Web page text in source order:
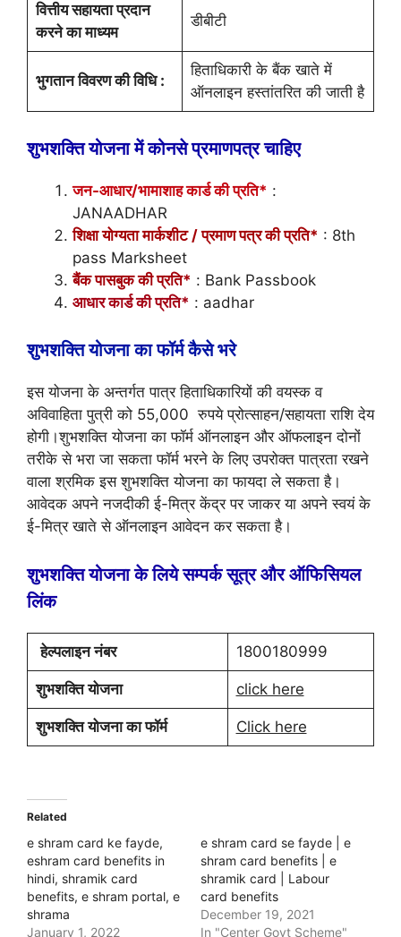
वित्तीय सहायता प्रदान
करने का माध्यम
डीबीटी
भुगतान विवरण की विधि :
हिताधिकारी के बैंक खाते में
ऑनलाइन हस्तांतरित की जाती है
शुभशक्ति योजना में कोनसे प्रमाणपत्र चाहिए
जन-आधार/भामाशाह कार्ड की प्रति* :
JANAADHAR
शिक्षा योग्यता मार्कशीट / प्रमाण पत्र की प्रति* : 8th
pass Marksheet
बैंक पासबुक की प्रति* : Bank Passbook
आधार कार्ड की प्रति* : aadhar
शुभशक्ति योजना का फॉर्म कैसे भरे
इस योजना के अन्तर्गत पात्र हिताधिकारियों की वयस्क व
अविवाहिता पुत्री को 55,000 रुपये प्रोत्साहन/सहायता राशि देय
होगी।शुभशक्ति योजना का फॉर्म ऑनलाइन और ऑफलाइन दोनों
तरीके से भरा जा सकता फॉर्म भरने के लिए उपरोक्त पात्रता रखने
वाला श्रमिक इस शुभशक्ति योजना का फायदा ले सकता है।
आवेदक अपने नजदीकी ई-मित्र केंद्र पर जाकर या अपने स्वयं के
ई-मित्र खाते से ऑनलाइन आवेदन कर सकता है।
शुभशक्ति योजना के लिये सम्पर्क सूत्र और ऑफिसियल
लिंक
हेल्पलाइन नंबर 1800180999
शुभशक्ति योजना click here
शुभशक्ति योजना का फॉर्म Click here
Related
e shram card ke fayde,
eshram card benefits in
hindi, shramik card
benefits, e shram portal, e
shrama
January 1, 2022
e shram card se fayde | e
shram card benefits | e
shramik card | Labour
card benefits
December 19, 2021
In "Center Govt Scheme"